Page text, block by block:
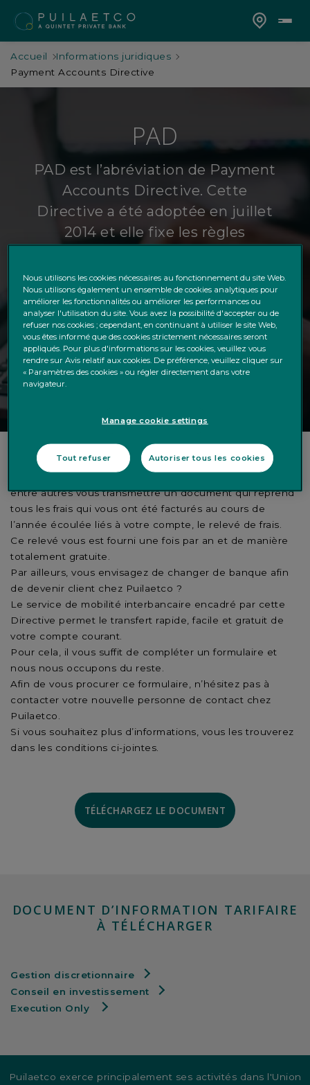
Accueil
Informations juridiques
Payment Accounts Directive
PAD
PAD est l’abréviation de Payment
Accounts Directive. Cette
Directive a été adoptée en juillet
2014 et elle fixe les règles
comparabilité des frais facturés
aux consommateurs pour les
comptes de paiement qu’ils
détiennent ainsi que des règles
concernant le changement de
compte de paiement.
entre autres vous transmettre un document qui reprend
tous les frais qui vous ont été facturés au cours de
l’année écoulée liés à votre compte, le relevé de frais.
Ce relevé vous est fourni une fois par an et de manière
totalement gratuite.
Par ailleurs, vous envisagez de changer de banque afin
de devenir client chez Puilaetco ?
Le service de mobilité interbancaire encadré par cette
Directive permet le transfert rapide, facile et gratuit de
votre compte courant.
Pour cela, il vous suffit de compléter un formulaire et
nous nous occupons du reste.
Afin de vous procurer ce formulaire, n’hésitez pas à
contacter votre nouvelle personne de contact chez
Puilaetco.
Si vous souhaitez plus d’informations, vous les trouverez
dans les conditions ci-jointes.
TÉLÉCHARGEZ LE DOCUMENT
DOCUMENT D’INFORMATION TARIFAIRE
À TÉLÉCHARGER
Gestion discretionnaire
Conseil en investissement
Execution Only
Puilaetco exerce principalement ses activités dans l'Union
Nous utilisons les cookies nécessaires au fonctionnement du site Web.
Nous utilisons également un ensemble de cookies analytiques pour
améliorer les fonctionnalités ou améliorer les performances ou
analyser l'utilisation du site. Vous avez la possibilité d'accepter ou de
refuser nos cookies ; cependant, en continuant à utiliser le site Web,
vous êtes informé que des cookies strictement nécessaires seront
appliqués. Pour plus d'informations sur les cookies, veuillez vous
rendre sur Avis relatif aux cookies. De préférence, veuillez cliquer sur
« Paramètres des cookies » ou régler directement dans votre
navigateur.
Manage cookie settings
Tout refuser Autoriser tous les cookies